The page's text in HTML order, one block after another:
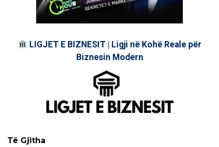
LIGJET E BIZNESIT | Ligji në Kohë Reale për
Biznesin Modern
Të Gjitha